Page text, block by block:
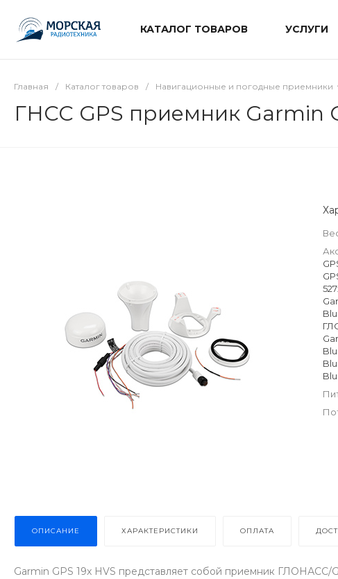
КАТАЛОГ ТОВАРОВ УСЛУГИ
Главная / Каталог товаров / Навигационные и погодные приемники
ГНСС GPS приемник Garmin
ОПИСАНИЕ ХАРАКТЕРИСТИКИ ОПЛАТА
Garmin GPS 19x HVS представляет собой приемник ГЛОНАСС/